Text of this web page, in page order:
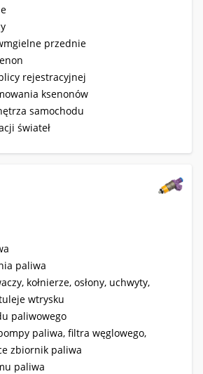
przednie
rejestracyjnej
ksenonów
samochodu
świateł
paliwa
kołnierze, osłony, uchwyty,
wtrysku
paliwowego
paliwa, filtra węglowego,
zbiornik paliwa
paliwa